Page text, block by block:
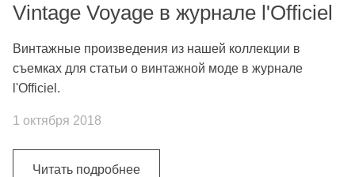
Vintage Voyage в журнале l'Officiel
Винтажные произведения из нашей коллекции в
съемках для статьи о винтажной моде в журнале
l'Officiel.
1 октября 2018
Читать подробнее